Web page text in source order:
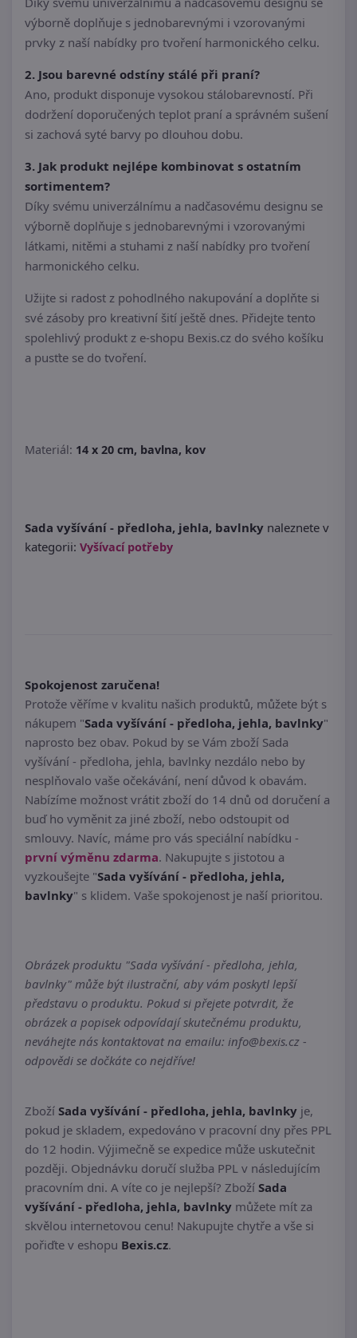
výborně doplňuje s jednobarevnými i vzorovanými
prvky z naší nabídky pro tvoření harmonického celku.
2. Jsou barevné odstíny stálé při praní?
Ano, produkt disponuje vysokou stálobarevností. Při
dodržení doporučených teplot praní a správném sušení
si zachová syté barvy po dlouhou dobu.
3. Jak produkt nejlépe kombinovat s ostatním
sortimentem?
Díky svému univerzálnímu a nadčasovému designu se
výborně doplňuje s jednobarevnými i vzorovanými
látkami, nitěmi a stuhami z naší nabídky pro tvoření
harmonického celku.
Užijte si radost z pohodlného nakupování a doplňte si
své zásoby pro kreativní šití ještě dnes. Přidejte tento
spolehlivý produkt z e-shopu Bexis.cz do svého košíku
a pusťte se do tvoření.
Materiál: 14 x 20 cm, bavlna, kov
Sada vyšívání - předloha, jehla, bavlnky naleznete v
kategorii: Vyšívací potřeby
Spokojenost zaručena!
Protože věříme v kvalitu našich produktů, můžete být s
nákupem "Sada vyšívání - předloha, jehla, bavlnky"
naprosto bez obav. Pokud by se Vám zboží Sada
vyšívání - předloha, jehla, bavlnky nezdálo nebo by
nesplňovalo vaše očekávání, není důvod k obavám.
Nabízíme možnost vrátit zboží do 14 dnů od doručení a
buď ho vyměnit za jiné zboží, nebo odstoupit od
smlouvy. Navíc, máme pro vás speciální nabídku -
první výměnu zdarma. Nakupujte s jistotou a
vyzkoušejte "Sada vyšívání - předloha, jehla,
bavlnky" s klidem. Vaše spokojenost je naší prioritou.
Obrázek produktu "Sada vyšívání - předloha, jehla,
bavlnky" může být ilustrační, aby vám poskytl lepší
představu o produktu. Pokud si přejete potvrdit, že
obrázek a popisek odpovídají skutečnému produktu,
neváhejte nás kontaktovat na emailu: info@bexis.cz -
odpovědi se dočkáte co nejdříve!
Zboží Sada vyšívání - předloha, jehla, bavlnky je,
pokud je skladem, expedováno v pracovní dny přes PPL
do 12 hodin. Výjimečně se expedice může uskutečnit
později. Objednávku doručí služba PPL v následujícím
pracovním dni. A víte co je nejlepší? Zboží Sada
vyšívání - předloha, jehla, bavlnky můžete mít za
skvělou internetovou cenu! Nakupujte chytře a vše si
pořiďte v eshopu Bexis.cz.